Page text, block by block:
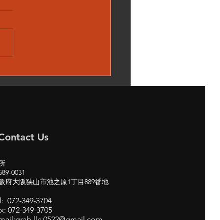
サンルーフ 閉まらな
Us
0031
府大阪狭山市池之原1丁目889番地
072-349-3704
072-349-3705